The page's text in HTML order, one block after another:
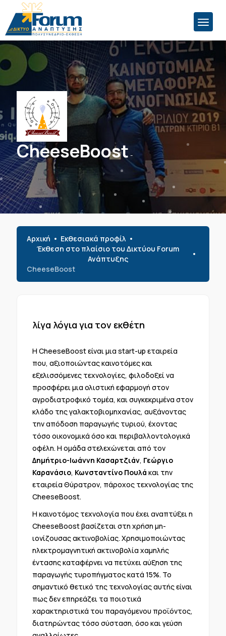
CheeseBoost -
Αρχική
Εκθεσιακά προφίλ
Έκθεση στο πλαίσιο του Δικτύου Forum
Ανάπτυξης
CheeseBoost
λίγα λόγια για τον εκθέτη
Η CheeseBoost είναι μια start-up εταιρεία
που, αξιοποιώντας καινοτόμες και
εξελισσόμενες τεχνολογίες, φιλοδοξεί να
προσφέρει μια ολιστική εφαρμογή στον
αγροδιατροφικό τομέα, και συγκεκριμένα στον
κλάδο της γαλακτοβιομηχανίας, αυξάνοντας
την απόδοση παραγωγής τυριού, έχοντας
τόσο οικονομικά όσο και περιβαλλοντολογικά
οφέλη. Η ομάδα στελεχώνεται από τον
Δημήτριο-Ιωάννη Κασαρτζιάν, Γεώργιο
Καρανάσιο, Κωνσταντίνο Πουλά και την
εταιρεία Θύρατρον, πάροχος τεχνολογίας της
CheeseBoost.
H καινοτόμος τεχνολογία που έχει αναπτύξει η
CheeseBoost βασίζεται στη χρήση μη-
ιονίζουσας ακτινοβολίας. Χρησιμοποιώντας
ηλεκτρομαγνητική ακτινοβολία χαμηλής
έντασης καταφέρνει να πετύχει αύξηση της
παραγωγής τυροπήγματος κατά 15%. Το
σημαντικό θετικό της τεχνολογίας αυτής είναι
πως δεν επηρεάζει τα ποιοτικά
χαρακτηριστικά του παραγόμενου προϊόντος,
διατηρώντας τόσο σύσταση, όσο και γεύση